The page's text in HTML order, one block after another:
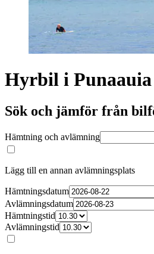
Hyrbil i Punaauia
Sök och jämför från
Hämtning och avlämning
Lägg till en annan avlämningsplats
Hämtningsdatum
Avlämningsdatum
Hämtningstid
Avlämningstid